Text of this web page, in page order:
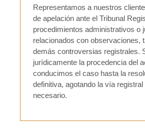
Representamos a nuestros
de apelación ante el Tribunal
procedimientos administrativos o
relacionados con observaciones,
demás controversias registrales.
jurídicamente la procedencia del
conducimos el caso hasta la
definitiva, agotando la vía
necesario.